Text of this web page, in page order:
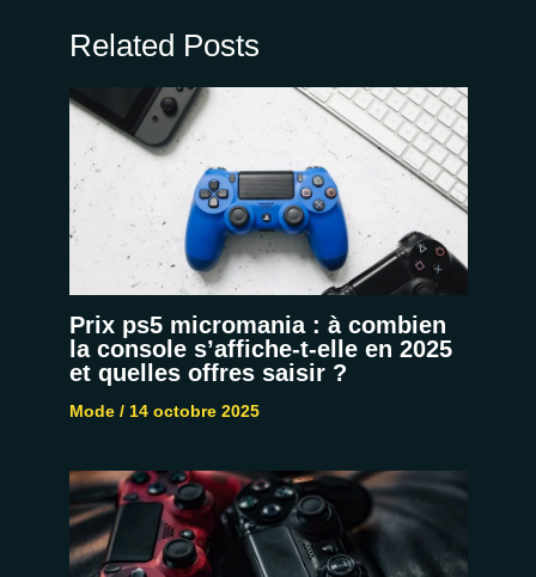
Related Posts
Prix ps5 micromania : à combien
la console s’affiche-t-elle en 2025
et quelles offres saisir ?
Mode/ 14 octobre 2025